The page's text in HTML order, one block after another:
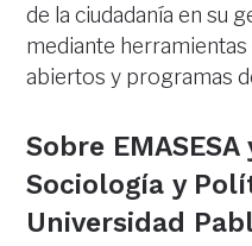
de la ciudadanía en su
mediante
abiertos y programas
Sobre
Sociología y
Universidad